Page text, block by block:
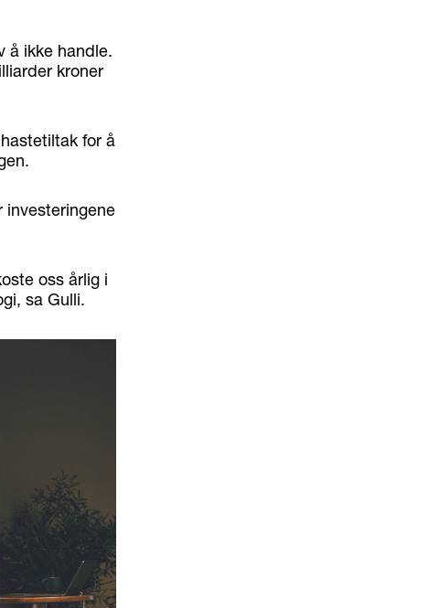
å ikke handle.
kroner
for å
investeringene
oss årlig i
sa Gulli.